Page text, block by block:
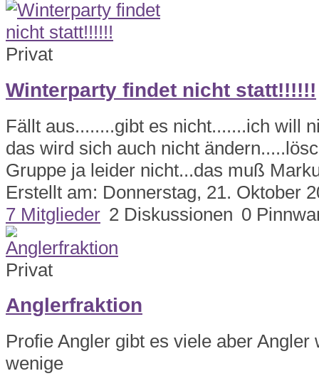
Privat
Winterparty findet nicht statt!!!!!!
Fällt aus........gibt es nicht.......ich will
das wird sich auch nicht
Gruppe ja leider nicht...das muß
Erstellt am: Donnerstag, 21. Oktober
7 Mitglieder 2 Diskussionen 0
Privat
Anglerfraktion
Profie Angler gibt es viele aber Angler
wenige